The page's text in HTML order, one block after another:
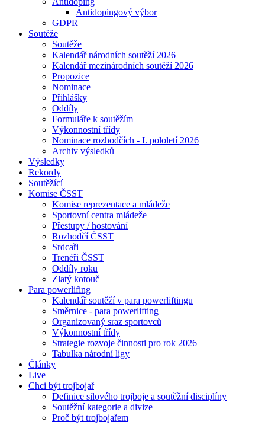
Antidopingový výbor
GDPR
Soutěže
Soutěže
Kalendář národních soutěží 2026
Kalendář mezinárodních soutěží 2026
Propozice
Nominace
Přihlášky
Oddíly
Formuláře k soutěžím
Výkonnostní třídy
Nominace rozhodčích - I. pololetí 2026
Archiv výsledků
Výsledky
Rekordy
Soutěžící
Komise ČSST
Komise reprezentace a mládeže
Sportovní centra mládeže
Přestupy / hostování
Rozhodčí ČSST
Srdcaři
Trenéři ČSST
Oddíly roku
Zlatý kotouč
Para powerlifing
Kalendář soutěží v para powerliftingu
Směrnice - para powerlifting
Organizovaný sraz sportovců
Výkonnostní třídy
Strategie rozvoje činnosti pro rok 2026
Tabulka národní ligy
Články
Live
Chci být trojbojař
Definice silového trojboje a soutěžní disciplíny
Soutěžní kategorie a divize
Proč být trojbojařem